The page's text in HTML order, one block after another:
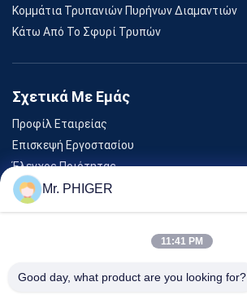
Κομμάτια Τρυπανιών Πυρήνων Διαμαντιών
Κάτω Από Το Σφυρί Τρυπών
Σχετικά Με Εμάς
Προφίλ Εταιρείας
Επισκεψή Εργοστασίου
Έλεγχος Ποιότητας
Sitemap
Εκδηλώσεις
Mr. PHIGER
11:41 PM
Good day, what product are you looking for?